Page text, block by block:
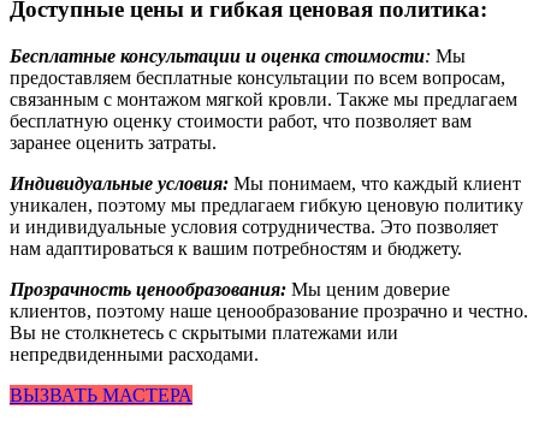
Доступные цены и гибкая ценовая политика:
Бесплатные консультации и оценка стоимости: Мы
предоставляем бесплатные консультации по всем вопросам,
связанным с монтажом мягкой кровли. Также мы предлагаем
бесплатную оценку стоимости работ, что позволяет вам
заранее оценить затраты.
Индивидуальные условия: Мы понимаем, что каждый клиент
уникален, поэтому мы предлагаем гибкую ценовую политику
и индивидуальные условия сотрудничества. Это позволяет
нам адаптироваться к вашим потребностям и бюджету.
Прозрачность ценообразования: Мы ценим доверие
клиентов, поэтому наше ценообразование прозрачно и честно.
Вы не столкнетесь с скрытыми платежами или
непредвиденными расходами.
ВЫЗВАТЬ МАСТЕРА